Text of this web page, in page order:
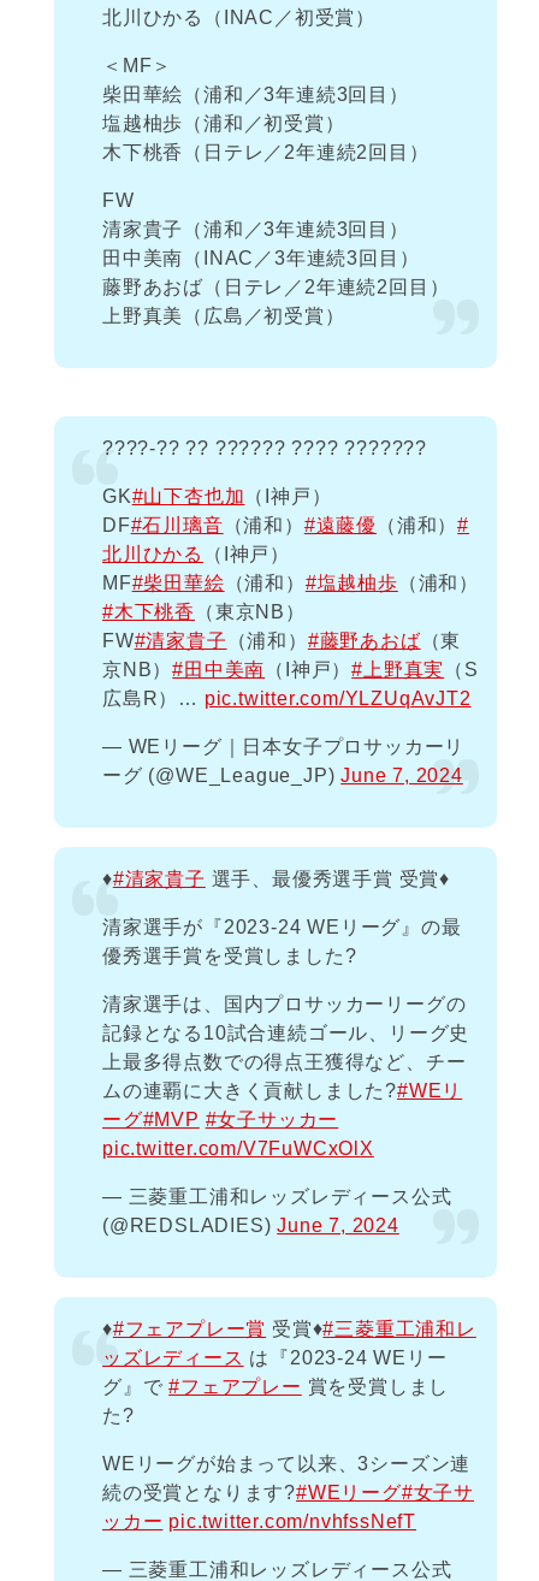
北川ひかる（INAC／初受賞）
＜MF＞
柴田華絵（浦和／3年連続3回目）
塩越柚歩（浦和／初受賞）
木下桃香（日テレ／2年連続2回目）
FW
清家貴子（浦和／3年連続3回目）
田中美南（INAC／3年連続3回目）
藤野あおば（日テレ／2年連続2回目）
上野真美（広島／初受賞）
????-?? ?? ?????? ???? ???????
GK#山下杏也加 （I神戸）
DF#石川璃音 （浦和） #遠藤優 （浦和）#
北川ひかる
（I神戸）
MF#柴田華絵 （浦和） #塩越柚歩 （浦和）
#木下桃香
（東京NB）
FW#清家貴子 （浦和） #藤野あおば （東
京NB）#田中美南 （I神戸）#上野真実
（S
広島R）… pic.twitter.com/YLZUqAvJT2
— WEリーグ｜日本女子プロサッカーリ
ーグ (@WE_League_JP)June 7, 2024
♦️#清家貴子 選手、最優秀選手賞 受賞♦️
清家選手が『2023-24 WEリーグ』の最
優秀選手賞を受賞しました?
清家選手は、国内プロサッカーリーグの
記録となる10試合連続ゴール、リーグ史
上最多得点数での得点王獲得など、チー
ムの連覇に大きく貢献しました?#WEリ
ーグ#MVP #女子サッカー
pic.twitter.com/V7FuWCxOlX
— 三菱重工浦和レッズレディース公式
(@REDSLADIES)June 7, 2024
♦️#フェアプレー賞 受賞♦️#三菱重工浦和レ
ッズレディース は『2023-24 WEリー
グ』で#フェアプレー 賞を受賞しまし
た?
WEリーグが始まって以来、3シーズン連
続の受賞となります?#WEリーグ#女子サ
ッカー pic.twitter.com/nvhfssNefT
— 三菱重工浦和レッズレディース公式